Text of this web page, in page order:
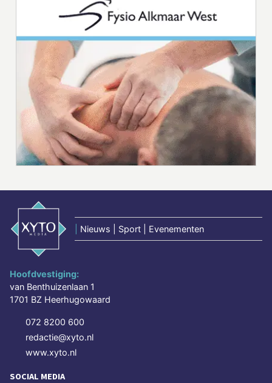
Nieuws | Sport | Evenementen
Hoofdvestiging:
van Benthuizenlaan 1
1701 BZ Heerhugowaard
072 8200 600
redactie@xyto.nl
www.xyto.nl
SOCIAL MEDIA